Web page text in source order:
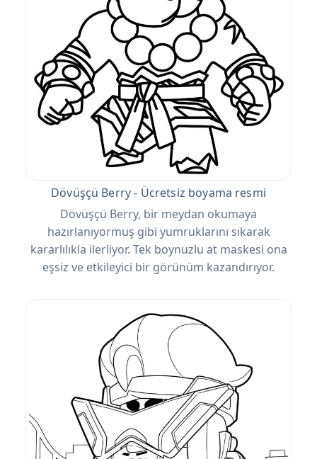
Dövüşçü Berry - Ücretsiz boyama resmi
Dövüşçü Berry, bir meydan okumaya
hazırlanıyormuş gibi yumruklarını sıkarak
kararlılıkla ilerliyor. Tek boynuzlu at maskesi ona
eşsiz ve etkileyici bir görünüm kazandırıyor.